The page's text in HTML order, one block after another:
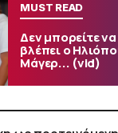
MUST READ
Δεν μπορείτε
βλέπει ο
Μάγερ... (vid)